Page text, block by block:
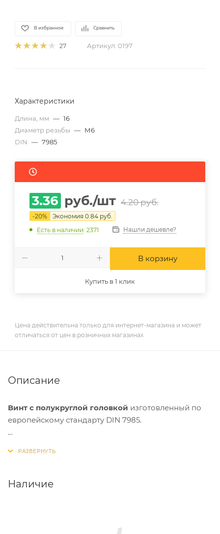
В избранное Сравнить
27 Артикул: 0197
Характеристики
Длина, мм — 16
Диаметр резьбы — М6
DIN
— 7985
3.36 руб./шт 4.20руб.
-20% Экономия 0.84 руб.
Есть в наличии: 2371 Нашли дешевле?
В корзину
Купить в 1 клик
Цена действительна только для интернет-магазина и может
отличаться от цен в розничных магазинах
Описание
Винт с полукруглой головкой изготовленный по
европейскому стандарту DIN 7985.
работа с твердыми пластмассами. Сфера
Крепеж очень устойчив, поскольку монтируется в
Наличие